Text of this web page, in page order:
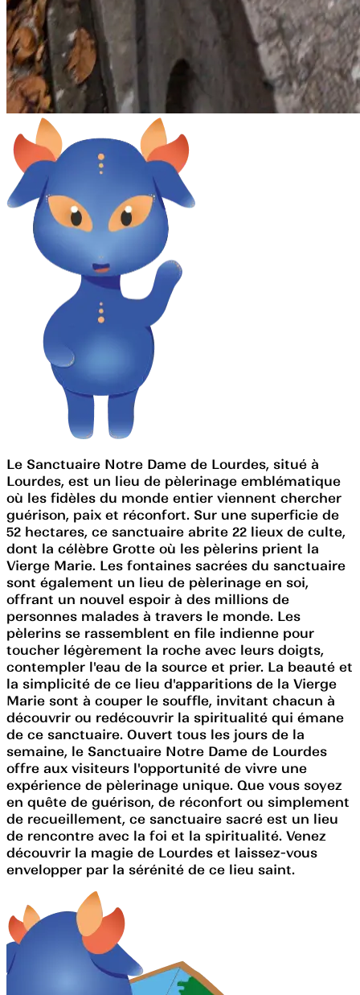
Le Sanctuaire Notre Dame de Lourdes, situé à
Lourdes, est un lieu de pèlerinage emblématique
où les fidèles du monde entier viennent chercher
guérison, paix et réconfort. Sur une superficie de
52 hectares, ce sanctuaire abrite 22 lieux de culte,
dont la célèbre Grotte où les pèlerins prient la
Vierge Marie. Les fontaines sacrées du sanctuaire
sont également un lieu de pèlerinage en soi,
offrant un nouvel espoir à des millions de
personnes malades à travers le monde. Les
pèlerins se rassemblent en file indienne pour
toucher légèrement la roche avec leurs doigts,
contempler l'eau de la source et prier. La beauté et
la simplicité de ce lieu d'apparitions de la Vierge
Marie sont à couper le souffle, invitant chacun à
découvrir ou redécouvrir la spiritualité qui émane
de ce sanctuaire. Ouvert tous les jours de la
semaine, le Sanctuaire Notre Dame de Lourdes
offre aux visiteurs l'opportunité de vivre une
expérience de pèlerinage unique. Que vous soyez
en quête de guérison, de réconfort ou simplement
de recueillement, ce sanctuaire sacré est un lieu
de rencontre avec la foi et la spiritualité. Venez
découvrir la magie de Lourdes et laissez-vous
envelopper par la sérénité de ce lieu saint.